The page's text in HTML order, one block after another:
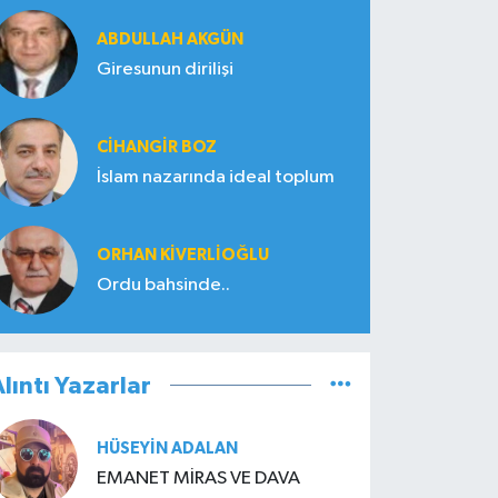
ABDULLAH AKGÜN
Giresunun dirilişi
CIHANGIR BOZ
İslam nazarında ideal toplum
ORHAN KIVERLIOĞLU
Ordu bahsinde..
Yazarlar
HÜSEYIN ADALAN
EMANET MİRAS VE DAVA